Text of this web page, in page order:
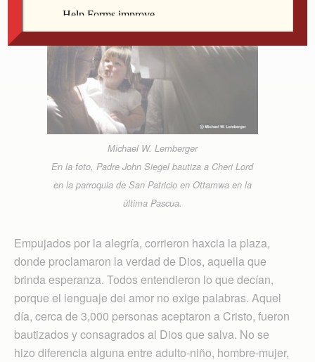
Michael W. Lemberger
En la foto, Padre John Siegel bautiza a Cheri Lord
en la parroquia de San Patricio en Ottamwa en la
última Pascua.
Empujados por la alegría, corrieron haxcia la plaza,
donde proclamaron la verdad de Dios, aquella que
brinda esperanza. Todos entendieron lo que decían,
porque el lenguaje del amor no exige palabras. Aquel
día, cerca de 3,000 personas aceptaron a Cristo, fueron
bautizados y consagrados al Dios que salva. No se
hizo diferencia alguna entre adulto-niño, hombre-mujer,